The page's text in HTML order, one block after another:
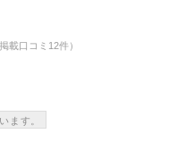
載口コミ12件）
ます。